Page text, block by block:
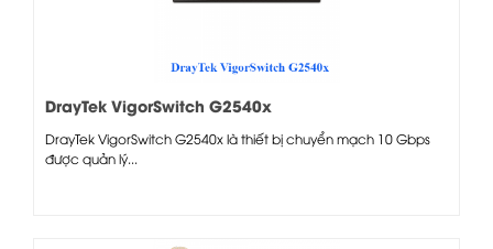
DrayTek VigorSwitch G2540x
DrayTek VigorSwitch G2540x là thiết bị chuyển mạch 10 Gbps
được quản lý...